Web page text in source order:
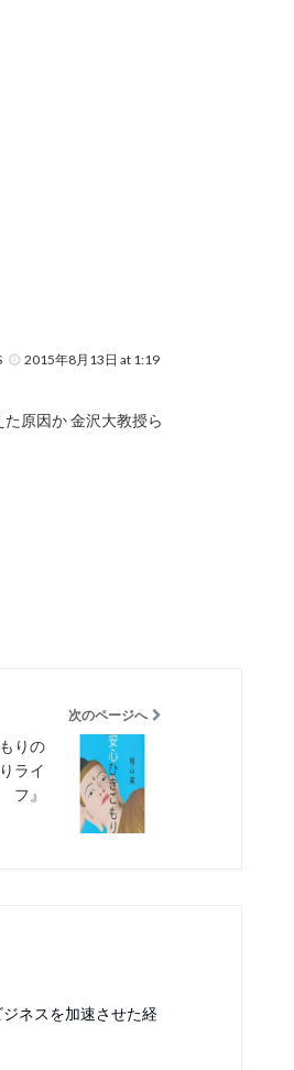
2015年8月13日 at 1:19
原因か 金沢大教授ら
次のページへ
りの
ライ
フ』
ネスを加速させた経